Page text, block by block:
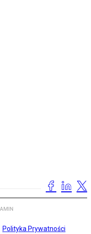
Polityka Prywatności